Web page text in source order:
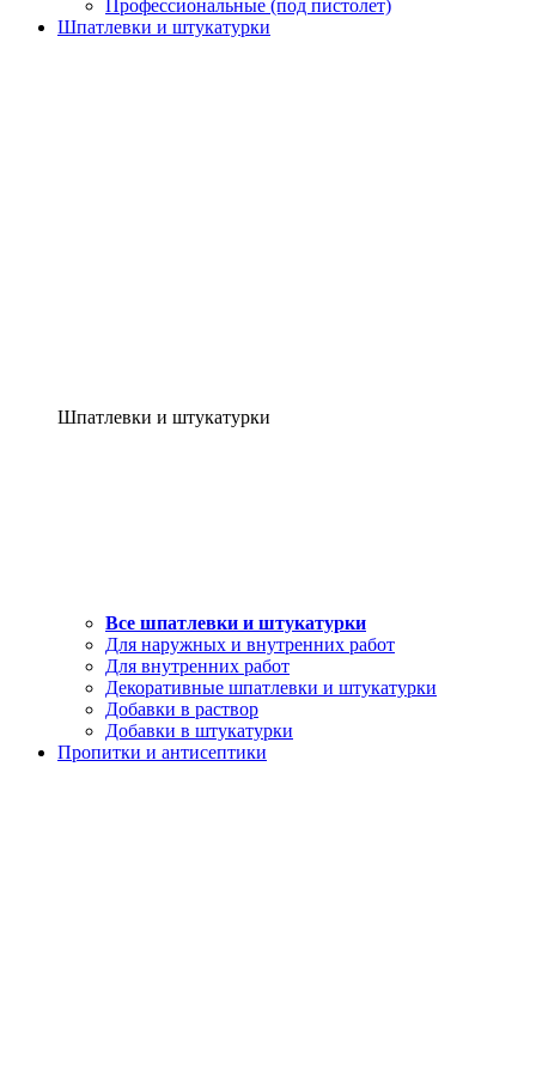
Профессиональные (под пистолет)
Шпатлевки и штукатурки
Шпатлевки и штукатурки
Все шпатлевки и штукатурки
Для наружных и внутренних работ
Для внутренних работ
Декоративные шпатлевки и штукатурки
Добавки в раствор
Добавки в штукатурки
Пропитки и антисептики